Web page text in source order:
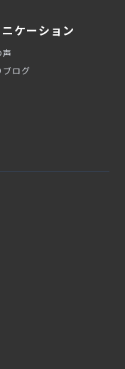
ケーション
声
ブログ